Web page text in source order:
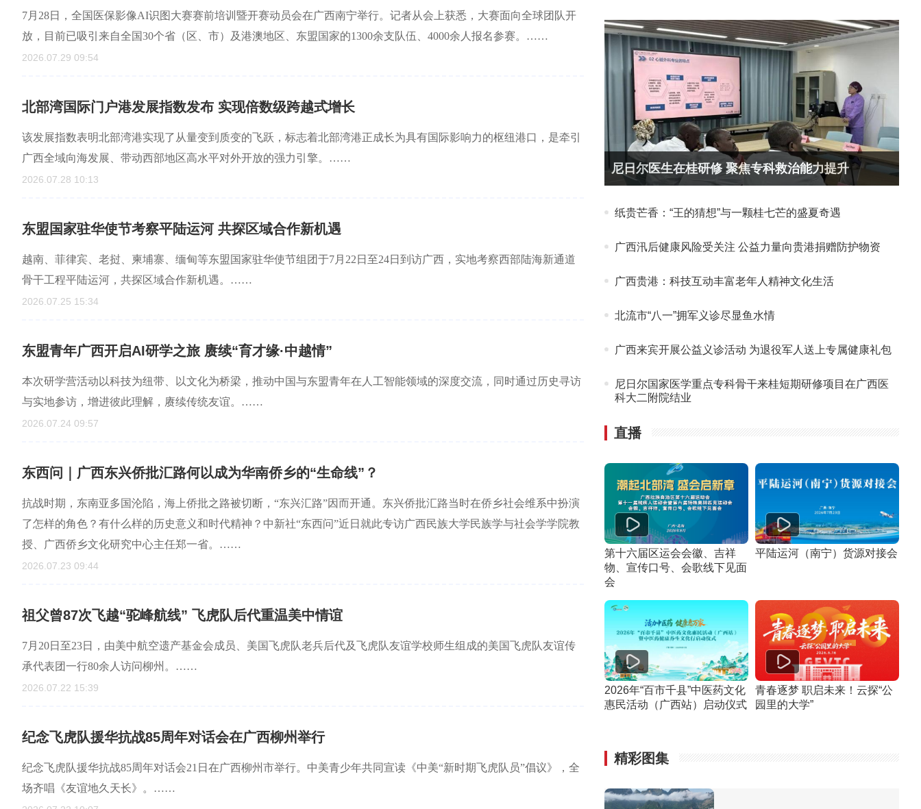
7月28日，全国医保影像AI识图大赛赛前培训暨开赛动员会在广西南宁举行。记者从会上获悉，大赛面向全球团队开
放，目前已吸引来自全国30个省（区、市）及港澳地区、东盟国家的1300余支队伍、4000余人报名参赛。……
2026.07.29 09:54
北部湾国际门户港发展指数发布 实现倍数级跨越式增长
该发展指数表明北部湾港实现了从量变到质变的飞跃，标志着北部湾港正成长为具有国际影响力的枢纽港口，是牵引
广西全域向海发展、带动西部地区高水平对外开放的强力引擎。……
2026.07.28 10:13
东盟国家驻华使节考察平陆运河 共探区域合作新机遇
越南、菲律宾、老挝、柬埔寨、缅甸等东盟国家驻华使节组团于7月22日至24日到访广西，实地考察西部陆海新通道
骨干工程平陆运河，共探区域合作新机遇。……
2026.07.25 15:34
东盟青年广西开启AI研学之旅 赓续“育才缘·中越情”
本次研学营活动以科技为纽带、以文化为桥梁，推动中国与东盟青年在人工智能领域的深度交流，同时通过历史寻访
与实地参访，增进彼此理解，赓续传统友谊。……
2026.07.24 09:57
东西问｜广西东兴侨批汇路何以成为华南侨乡的“生命线”？
抗战时期，东南亚多国沦陷，海上侨批之路被切断，“东兴汇路”因而开通。东兴侨批汇路当时在侨乡社会维系中扮演
了怎样的角色？有什么样的历史意义和时代精神？中新社“东西问”近日就此专访广西民族大学民族学与社会学学院教
授、广西侨乡文化研究中心主任郑一省。……
2026.07.23 09:44
祖父曾87次飞越“驼峰航线” 飞虎队后代重温美中情谊
7月20日至23日，由美中航空遗产基金会成员、美国飞虎队老兵后代及飞虎队友谊学校师生组成的美国飞虎队友谊传
承代表团一行80余人访问柳州。……
2026.07.22 15:39
纪念飞虎队援华抗战85周年对话会在广西柳州举行
纪念飞虎队援华抗战85周年对话会21日在广西柳州市举行。中美青少年共同宣读《中美“新时期飞虎队员”倡议》，全
场齐唱《友谊地久天长》。……
尼日尔医生在桂研修 聚焦专科救治能力提升
纸贵芒香：“王的猜想”与一颗桂七芒的盛夏奇遇
广西汛后健康风险受关注 公益力量向贵港捐赠防护物资
广西贵港：科技互动丰富老年人精神文化生活
北流市“八一”拥军义诊尽显鱼水情
广西来宾开展公益义诊活动 为退役军人送上专属健康礼包
尼日尔国家医学重点专科骨干来桂短期研修项目在广西医
科大二附院结业
直播
第十六届区运会会徽、吉祥
物、宣传口号、会歌线下见面
会
平陆运河（南宁）货源对接会
2026年“百市千县”中医药文化
惠民活动（广西站）启动仪式
青春逐梦 职启未来！云探“公
园里的大学”
精彩图集